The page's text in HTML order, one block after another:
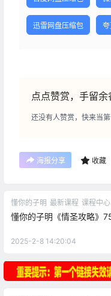
迅雷网盘压缩包
点点赞赏，手留余
还没有人赞赏，快来当第
海报分享 收藏
懂你的子明 最新课程 课程中心
懂你的子明《情圣攻略》
2025-2-8 14:20:04